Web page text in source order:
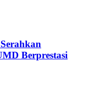
Berprestasi